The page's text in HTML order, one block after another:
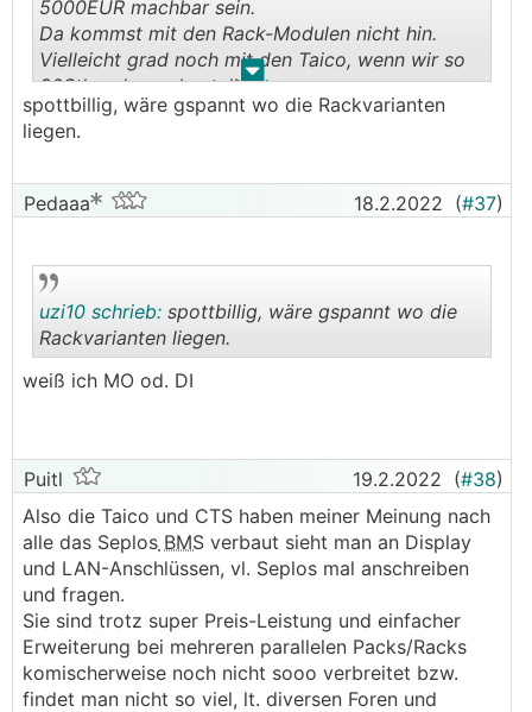
. .
5000EUR machbar sein.
Da kommst mit den Rack-Modulen nicht hin.
Vielleicht grad noch mit den Taico, wenn wir so
30Stk. oder so bestellen
spottbillig, wäre gspannt wo die Rackvarianten
liegen.
Pedaaa 18.2.2022 (#37)
uzi10 schrieb: spottbillig, wäre gspannt wo die
Rackvarianten liegen.
weiß ich MO od. DI
Puitl 19.2.2022 (#38)
Also die Taico und CTS haben meiner Meinung nach
alle das Seplos BMS verbaut sieht man an Display
und LAN-Anschlüssen, vl. Seplos mal anschreiben
und fragen.
Sie sind trotz super Preis-Leistung und einfacher
Erweiterung bei mehreren parallelen Packs/Racks
komischerweise noch nicht sooo verbreitet bzw.
findet man nicht so viel, lt. diversen Foren und